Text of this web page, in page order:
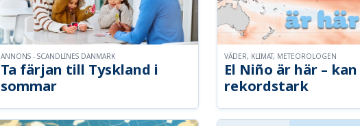
Ta färjan till Tyskland i
sommar
ANNONS - SCANDLINES DANMARK
El Niño är här –
rekordstark
VÄDER, KLIMAT, METEOROLOGEN